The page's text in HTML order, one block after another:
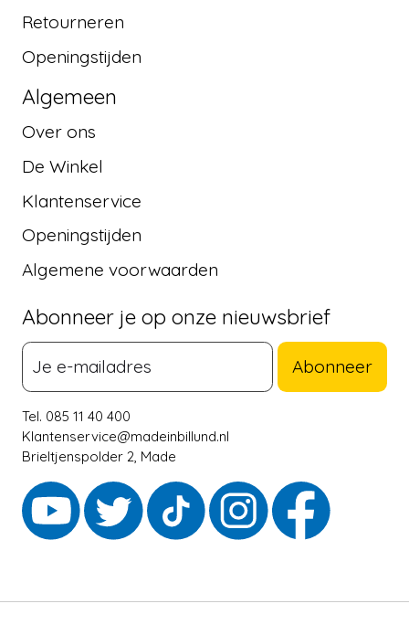
Retourneren
Openingstijden
Algemeen
Over ons
De Winkel
Klantenservice
Openingstijden
Algemene voorwaarden
Abonneer je op onze nieuwsbrief
Abonneer
Tel. 085 11 40 400
Klantenservice@madeinbillund.nl
Brieltjenspolder 2, Made